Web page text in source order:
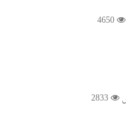
4650
2833